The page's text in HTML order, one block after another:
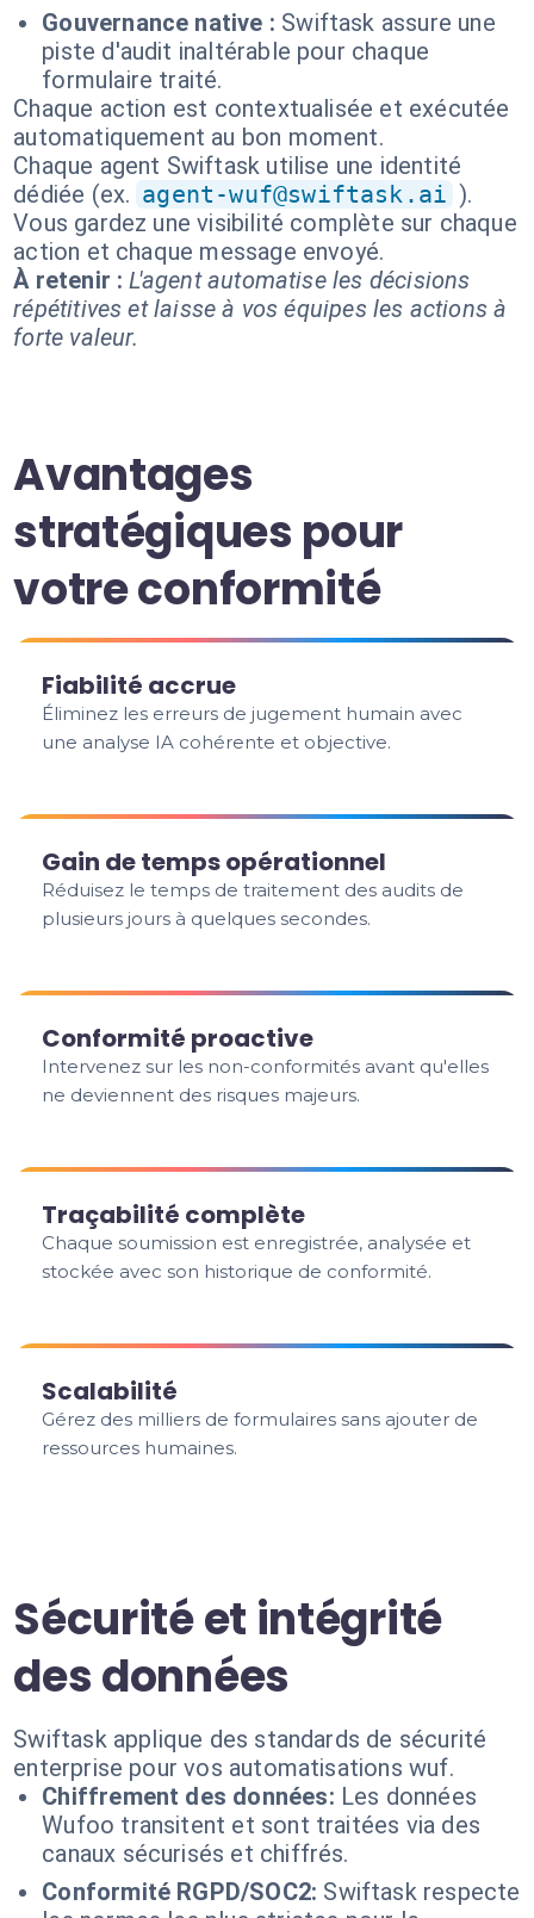
Gouvernance native : Swiftask assure une
piste d'audit inaltérable pour chaque
formulaire traité.
Chaque action est contextualisée et exécutée
automatiquement au bon moment.
Chaque agent Swiftask utilise une identité
dédiée (ex. agent-wuf@swiftask.ai ).
Vous gardez une visibilité complète sur chaque
action et chaque message envoyé.
À retenir : L'agent automatise les décisions
répétitives et laisse à vos équipes les actions à
forte valeur.
Avantages
stratégiques pour
votre conformité
Fiabilité accrue
Éliminez les erreurs de jugement humain avec
une analyse IA cohérente et objective.
Gain de temps opérationnel
Réduisez le temps de traitement des audits de
plusieurs jours à quelques secondes.
Conformité proactive
Intervenez sur les non-conformités avant qu'elles
ne deviennent des risques majeurs.
Traçabilité complète
Chaque soumission est enregistrée, analysée et
stockée avec son historique de conformité.
Scalabilité
Gérez des milliers de formulaires sans ajouter de
ressources humaines.
Sécurité et intégrité
des données
Swiftask applique des standards de sécurité
enterprise pour vos automatisations wuf.
Chiffrement des données: Les données
Wufoo transitent et sont traitées via des
canaux sécurisés et chiffrés.
Conformité RGPD/SOC2: Swiftask respecte